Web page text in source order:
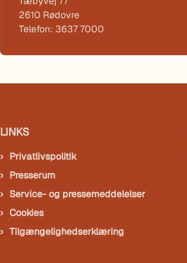
2610 Rødovre
Telefon: 3637 7000
LINKS
Privatlivspolitik
Presserum
Service- og pressemeddelelser
Cookies
Tilgængelighedserklæring